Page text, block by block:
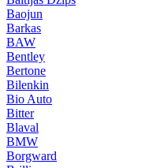
Baojun
Barkas
BAW
Bentley
Bertone
Bilenkin
Bio Auto
Bitter
Blaval
BMW
Borgward